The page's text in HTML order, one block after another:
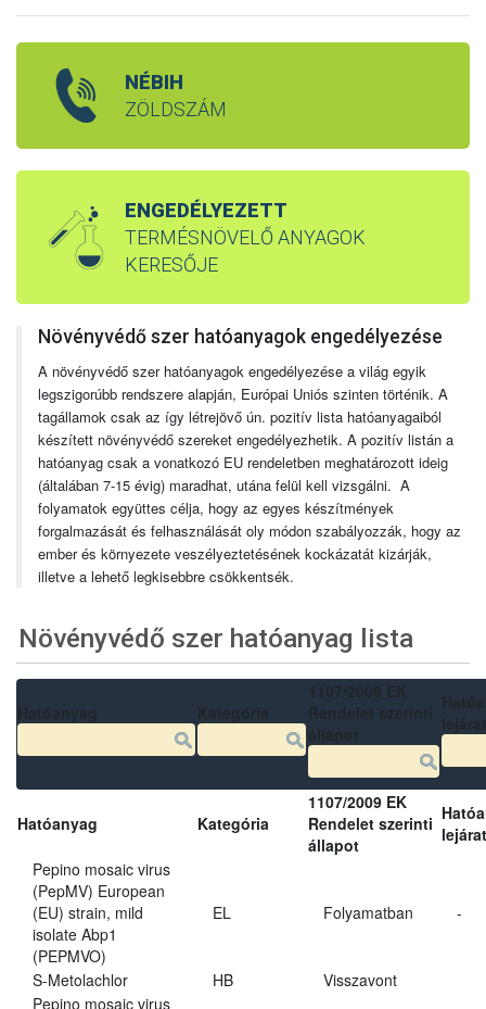
NÉBIH
ZÖLDSZÁM
ENGEDÉLYEZETT
TERMÉSNÖVELŐ ANYAGOK
KERESŐJE
Növényvédő szer hatóanyagok engedélyezése
A növényvédő szer hatóanyagok engedélyezése a világ egyik
legszigorúbb rendszere alapján, Európai Uniós szinten történik. A
tagállamok csak az így létrejövő ún. pozitív lista hatóanyagaiból
készített növényvédő szereket engedélyezhetik. A pozitív listán a
hatóanyag csak a vonatkozó EU rendeletben meghatározott ideig
(általában 7-15 évig) maradhat, utána felül kell vizsgálni. A
folyamatok együttes célja, hogy az egyes készítmények
forgalmazását és felhasználását oly módon szabályozzák, hogy az
ember és környezete veszélyeztetésének kockázatát kizárják,
illetve a lehető legkisebbre csökkentsék.
Növényvédő szer hatóanyag lista
Hatóanyag Kategória
1107/2009 EK
Rendelet szerinti
állapot
Pepino mosaic virus
(PepMV) European
(EU) strain, mild
isolate Abp1
(PEPMVO)
EL Folyamatban -
S-Metolachlor HB
Visszavont
Pepino mosaic virus